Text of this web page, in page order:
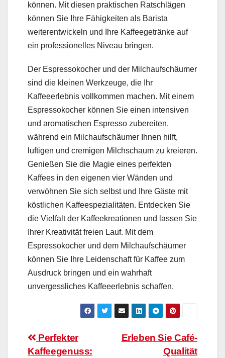
können. Mit diesen praktischen Ratschlägen
können Sie Ihre Fähigkeiten als Barista
weiterentwickeln und Ihre Kaffeegetränke auf
ein professionelles Niveau bringen.
Der Espressokocher und der Milchaufschäumer
sind die kleinen Werkzeuge, die Ihr
Kaffeeerlebnis vollkommen machen. Mit einem
Espressokocher können Sie einen intensiven
und aromatischen Espresso zubereiten,
während ein Milchaufschäumer Ihnen hilft,
luftigen und cremigen Milchschaum zu kreieren.
Genießen Sie die Magie eines perfekten
Kaffees in den eigenen vier Wänden und
verwöhnen Sie sich selbst und Ihre Gäste mit
köstlichen Kaffeespezialitäten. Entdecken Sie
die Vielfalt der Kaffeekreationen und lassen Sie
Ihrer Kreativität freien Lauf. Mit dem
Espressokocher und dem Milchaufschäumer
können Sie Ihre Leidenschaft für Kaffee zum
Ausdruck bringen und ein wahrhaft
unvergessliches Kaffeeerlebnis schaffen.
Beitragsnavigation
Erleben Sie Café-
Qualität
Perfekter
Kaffeegenuss: